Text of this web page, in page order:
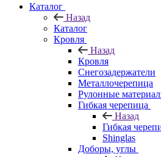
Каталог
Назад
Каталог
Кровля
Назад
Кровля
Снегозадержатели
Металлочерепица
Рулонные
Гибкая черепица
Назад
Гибкая
Shinglas
Доборы, углы